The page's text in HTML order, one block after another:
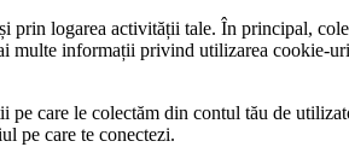
logarea activității tale. În principal,
multe informații privind utilizarea cookie-
care le colectăm din contul tău de
pe care te conectezi.